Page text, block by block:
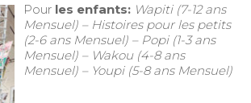
Pour les enfants: Wapiti (7-12 ans
Mensuel) – Histoires pour les petits
(2-6 ans Mensuel) – Popi (1-3 ans
Mensuel) – Wakou (4-8 ans
Mensuel) – Youpi (5-8 ans Mensuel)